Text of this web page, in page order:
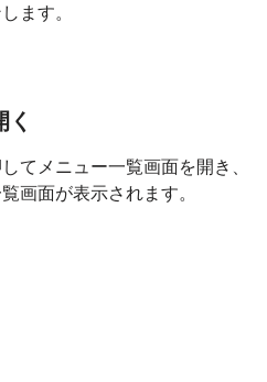
ます。
てメニュー一覧画面を開き、
画面が表示されます。